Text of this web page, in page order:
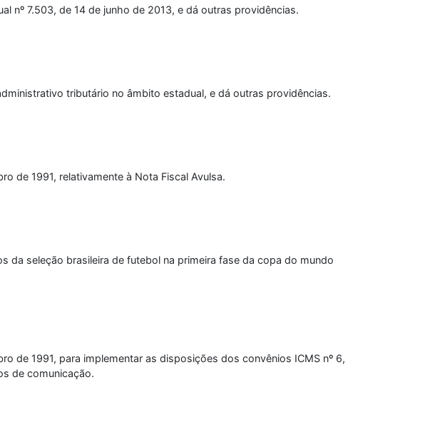
nº 7.503, de 14 de junho de 2013, e dá outras providências.
tributário no âmbito estadual, e dá outras providências.
de 1991, relativamente à Nota Fiscal Avulsa.
seleção brasileira de futebol na primeira fase da copa do mundo
de 1991, para implementar as disposições dos convênios ICMS nº 6,
de comunicação.